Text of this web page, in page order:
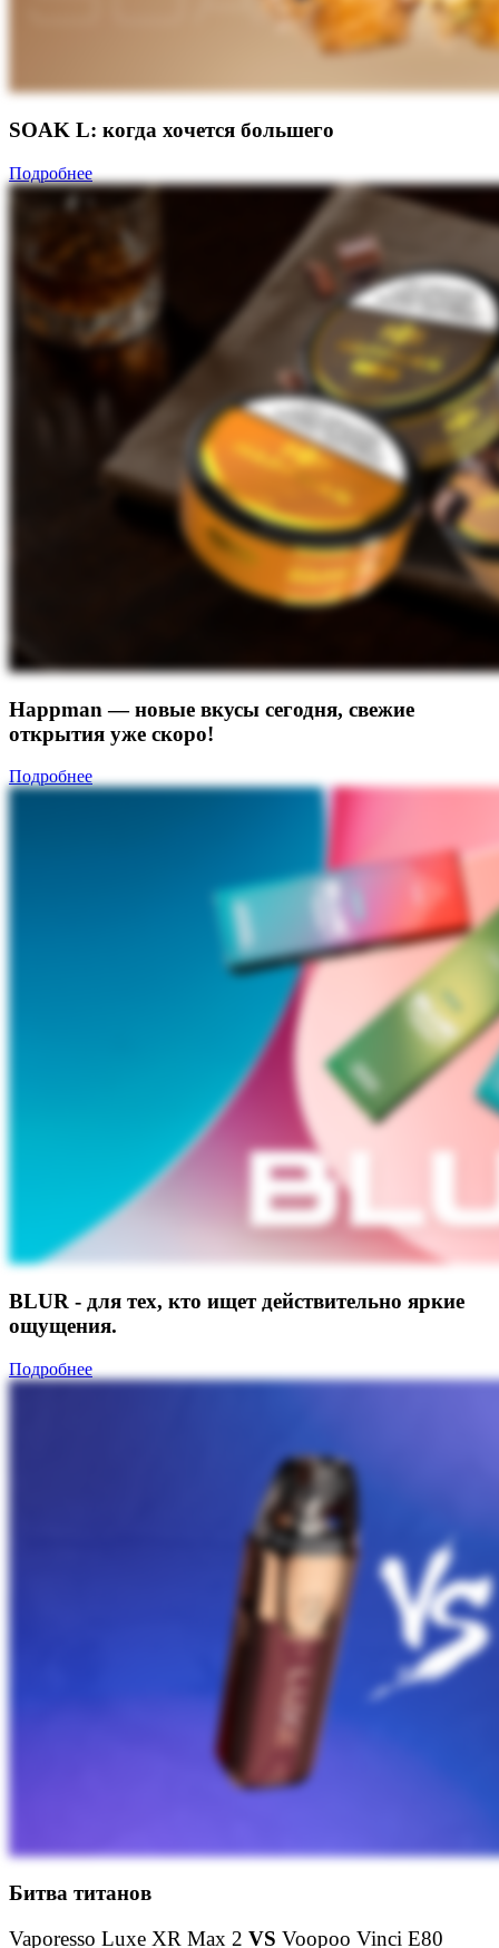
SOAK L: когда хочется большего
Подробнее
Happman — новые вкусы сегодня, свежие
открытия уже скоро!
Подробнее
BLUR - для тех, кто ищет действительно яркие
ощущения.
Подробнее
Битва титанов
Vaporesso Luxe XR Max 2 VS Voopoo Vinci E80